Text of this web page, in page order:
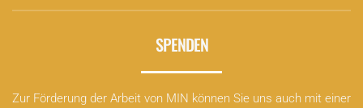
SPENDEN
Zur Förderung der Arbeit von MIN können Sie uns auch mit einer